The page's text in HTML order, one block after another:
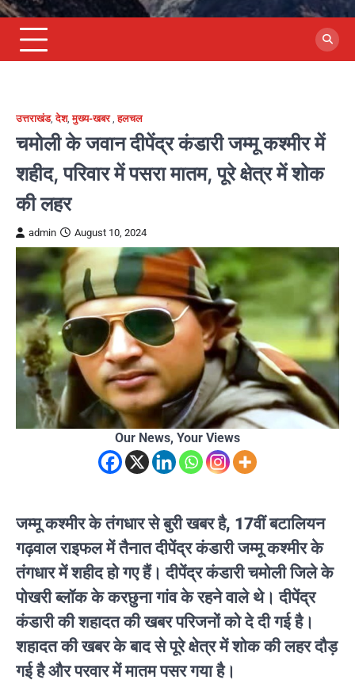
उत्तराखंड,देश,मुख्य-खबर,हलचल
चमोली के जवान दीपेंद्र कंडारी जम्मू कश्मीर में
शहीद, परिवार में पसरा मातम, पूरे क्षेत्र में शोक
की लहर
admin August 10, 2024
Our News, Your Views
जम्मू कश्मीर के तंगधार से बुरी खबर है, 17वीं बटालियन
गढ़वाल राइफल में तैनात दीपेंद्र कंडारी जम्मू कश्मीर के
तंगधार में शहीद हो गए हैं। दीपेंद्र कंडारी चमोली जिले के
पोखरी ब्लॉक के करछुना गांव के रहने वाले थे। दीपेंद्र
कंडारी की शहादत की खबर परिजनों को दे दी गई है।
शहादत की खबर के बाद से पूरे क्षेत्र में शोक की लहर दौड़
गई है और परवार में मातम पसर गया है।